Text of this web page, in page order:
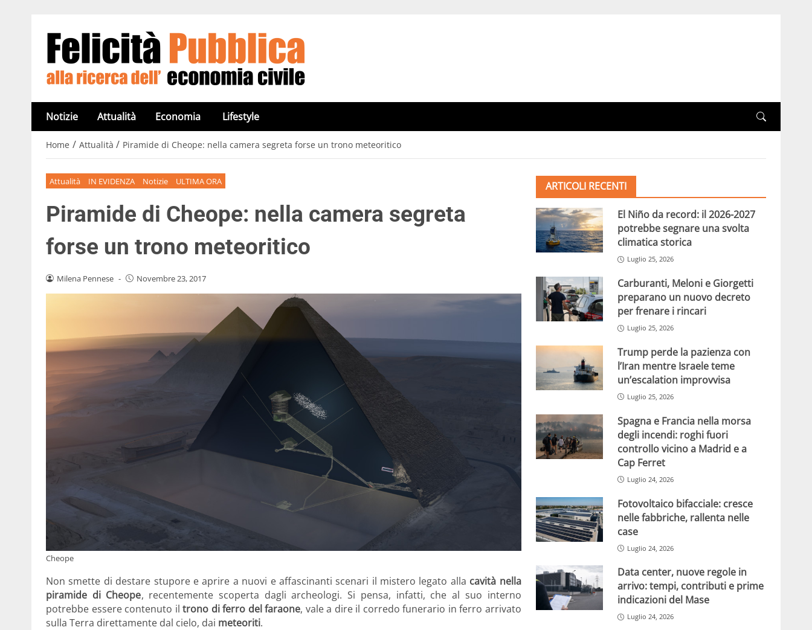
Notizie Attualità Economia Lifestyle
Home / Attualità / Piramide di Cheope: nella camera segreta forse un trono meteoritico
Attualità IN EVIDENZA Notizie ULTIMA ORA
Piramide di Cheope: nella camera segreta
forse un trono meteoritico
Milena Pennese - Novembre 23, 2017
Cheope
Non smette di destare stupore e aprire a nuovi e affascinanti scenari il mistero legato alla cavità nella
piramide di Cheope, recentemente scoperta dagli archeologi. Si pensa, infatti, che al suo interno
potrebbe essere contenuto iltrono di ferro del faraone, vale a dire il corredo funerario in ferro arrivato
sulla Terra direttamente dal cielo, dai meteoriti.
ARTICOLI RECENTI
El Niño da record: il 2026-2027
potrebbe segnare una svolta
climatica storica
Luglio 25, 2026
Carburanti, Meloni e Giorgetti
preparano un nuovo decreto
per frenare i rincari
Luglio 25, 2026
Trump perde la pazienza con
l’Iran mentre Israele teme
un’escalation improvvisa
Luglio 25, 2026
Spagna e Francia nella morsa
degli incendi: roghi fuori
controllo vicino a Madrid e a
Cap Ferret
Luglio 24, 2026
Fotovoltaico bifacciale: cresce
nelle fabbriche, rallenta nelle
case
Luglio 24, 2026
Data center, nuove regole in
arrivo: tempi, contributi e prime
indicazioni del Mase
Luglio 24, 2026